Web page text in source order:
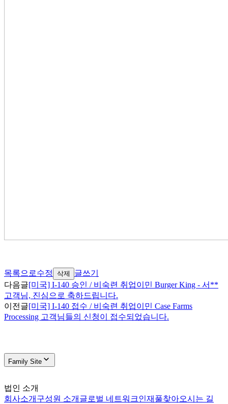
목록으로수정 삭제
글쓰기
다음글[미국] I-140 승인 / 비숙련 취업이민 Burger King - 서**
고객님, 진심으로 축하드립니다.
이전글[미국] I-140 접수 / 비숙련 취업이민 Case Farms
Processing 고객님들의 신청이 접수되었습니다.
Family Site
법인 소개
회사소개 구성원 소개 글로벌 네트워크인재풀찾아오시는 길